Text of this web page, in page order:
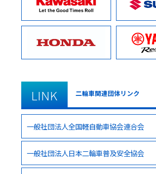
LINK 二輪車関連団体リンク
一般社団法人全国軽自動車協会連合会
一般社団法人日本二輪車普及安全協会